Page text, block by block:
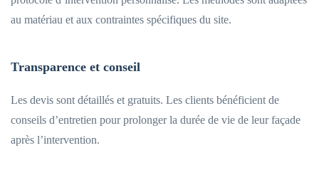
au matériau et aux contraintes spécifiques du site.
Transparence et conseil
Les devis sont détaillés et gratuits. Les clients bénéficient de
conseils d’entretien pour prolonger la durée de vie de leur façade
après l’intervention.